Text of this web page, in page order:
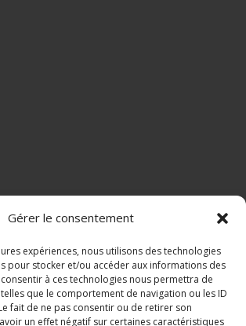
Gérer le consentement
expériences, nous utilisons des technologies
pour stocker et/ou accéder aux informations des
à ces technologies nous permettra de
que le comportement de navigation ou les ID
fait de ne pas consentir ou de retirer son
un effet négatif sur certaines caractéristiques